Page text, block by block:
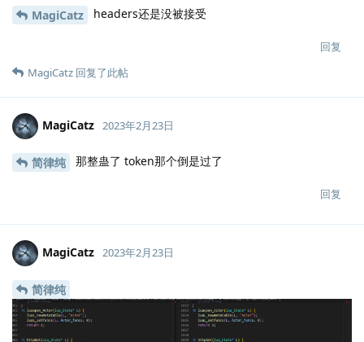
MagiCatz headers还是没被接受
回复
MagiCatz 回复了此帖
MagiCatz 2023年2月23日
简律纯 那整蛊了 token那个倒是过了
回复
MagiCatz 2023年2月23日
简律纯